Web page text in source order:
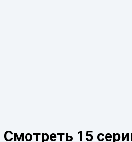
Смотреть 15